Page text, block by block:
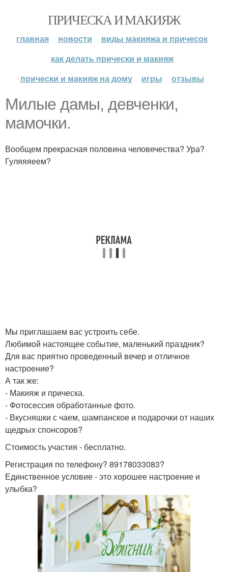
ПРИЧЕСКА И МАКИЯЖ
главная новости
виды макияжа и причесок
как делать прически и макияж
прически и макияж на дому
игры отзывы
Милые дамы, девченки,
мамочки.
Вообщем прекрасная половина человечества? Ура?
Гуляяяеем?
Мы приглашаем вас устроить себе.
Любимой настоящее событие, маленький праздник?
Для вас приятно проведенный вечер и отличное
настроение?
А так же:
- Макияж и прическа.
- Фотосессия обработанные фото.
- Вкусняшки с чаем, шампанское и подарочки от наших
щедрых спонсоров?
Стоимость участия - бесплатно.
Регистрация по телефону? 89178033083?
Единственное условие - это хорошее настроение и
улыбка?